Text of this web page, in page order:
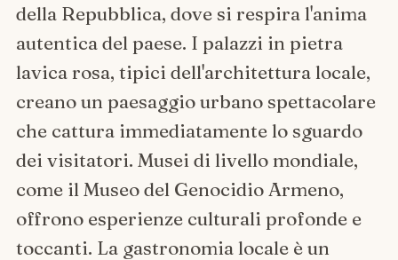
della Repubblica, dove si respira l'anima
autentica del paese. I palazzi in pietra
lavica rosa, tipici dell'architettura locale,
creano un paesaggio urbano spettacolare
che cattura immediatamente lo sguardo
dei visitatori. Musei di livello mondiale,
come il Museo del Genocidio Armeno,
offrono esperienze culturali profonde e
toccanti. La gastronomia locale è un